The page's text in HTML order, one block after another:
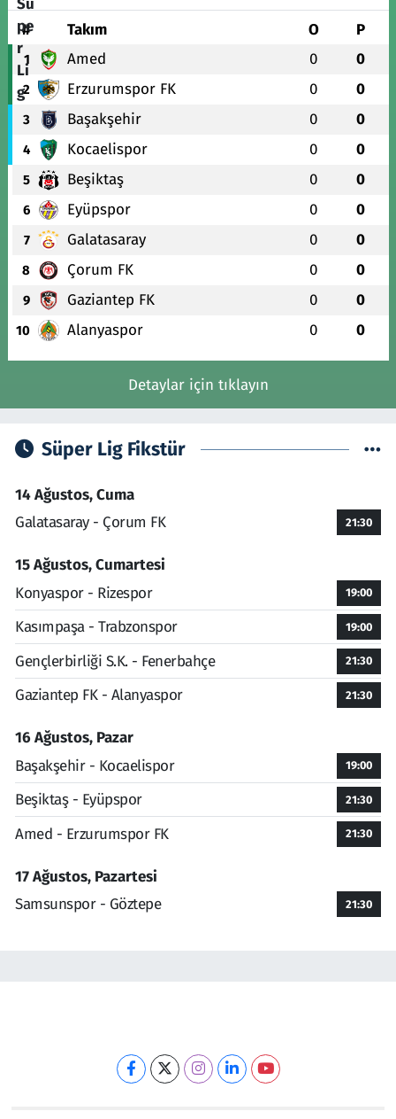
# Takım O P
1 Amed 0 0
2 Erzurumspor FK 0 0
3 Başakşehir 0 0
4 Kocaelispor 0 0
5 Beşiktaş 0 0
6 Eyüpspor 0 0
7 Galatasaray 0 0
8 Çorum FK 0 0
9 Gaziantep FK 0 0
10 Alanyaspor 0 0
Detaylar için tıklayın
Süper Lig Fikstür
14 Ağustos, Cuma
Galatasaray - Çorum FK
21:30
15 Ağustos, Cumartesi
Konyaspor - Rizespor
19:00
Kasımpaşa - Trabzonspor 19:00
Gençlerbirliği S.K. - Fenerbahçe 21:30
Gaziantep FK - Alanyaspor 21:30
16 Ağustos, Pazar
Başakşehir - Kocaelispor
19:00
Beşiktaş - Eyüpspor 21:30
Amed - Erzurumspor FK 21:30
17 Ağustos, Pazartesi
Samsunspor - Göztepe
21:30